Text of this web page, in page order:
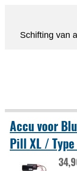
Schifting van
Accu voor
Pill XL /